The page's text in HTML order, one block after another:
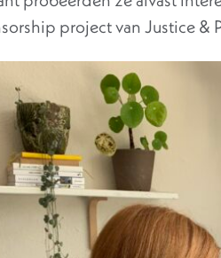
project van Justice &